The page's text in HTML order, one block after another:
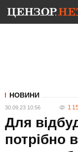
НОВИНИ
30.09.23 10:56 1
Для
потрібно